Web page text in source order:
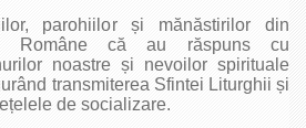
parohiilor și mănăstirilor din
Române că au răspuns cu
noastre și nevoilor spirituale
transmiterea Sfintei Liturghii și
de socializare.